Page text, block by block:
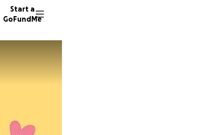
Start a
GoFundMe